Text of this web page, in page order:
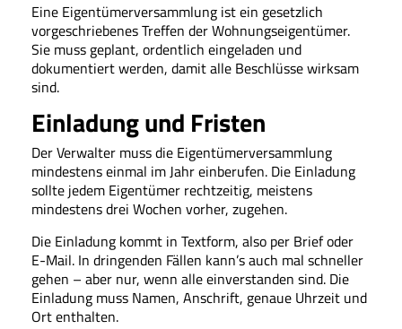
Eine Eigentümerversammlung ist ein gesetzlich
vorgeschriebenes Treffen der Wohnungseigentümer.
Sie muss geplant, ordentlich eingeladen und
dokumentiert werden, damit alle Beschlüsse wirksam
sind.
Einladung und Fristen
Der Verwalter muss die Eigentümerversammlung
mindestens einmal im Jahr einberufen. Die Einladung
sollte jedem Eigentümer rechtzeitig, meistens
mindestens drei Wochen vorher, zugehen.
Die Einladung kommt in Textform, also per Brief oder
E-Mail. In dringenden Fällen kann’s auch mal schneller
gehen – aber nur, wenn alle einverstanden sind. Die
Einladung muss Namen, Anschrift, genaue Uhrzeit und
Ort enthalten.